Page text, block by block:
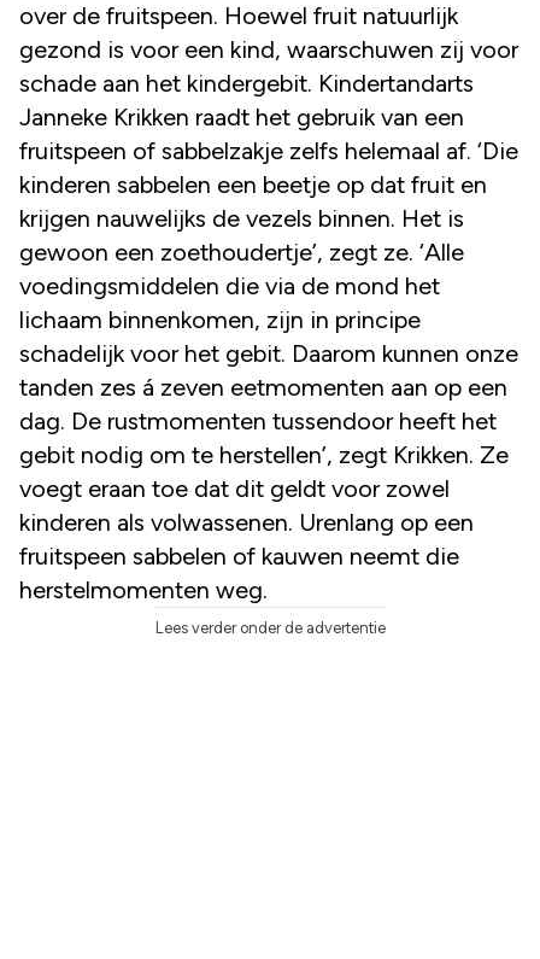
over de fruitspeen. Hoewel fruit natuurlijk
gezond is voor een kind, waarschuwen zij voor
schade aan het kindergebit. Kindertandarts
Janneke Krikken raadt het gebruik van een
fruitspeen of sabbelzakje zelfs helemaal af. ‘Die
kinderen sabbelen een beetje op dat fruit en
krijgen nauwelijks de vezels binnen. Het is
gewoon een zoethoudertje’, zegt ze. ‘Alle
voedingsmiddelen die via de mond het
lichaam binnenkomen, zijn in principe
schadelijk voor het gebit. Daarom kunnen onze
tanden zes á zeven eetmomenten aan op een
dag. De rustmomenten tussendoor heeft het
gebit nodig om te herstellen’, zegt Krikken. Ze
voegt eraan toe dat dit geldt voor zowel
kinderen als volwassenen. Urenlang op een
fruitspeen sabbelen of kauwen neemt die
herstelmomenten weg.
Lees verder onder de advertentie